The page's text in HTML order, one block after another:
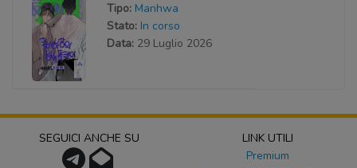
Tipo: Manhwa
Stato: In corso
Data: 29 Luglio 2026
SEGUICI ANCHE SU
LINK UTILI
Premium